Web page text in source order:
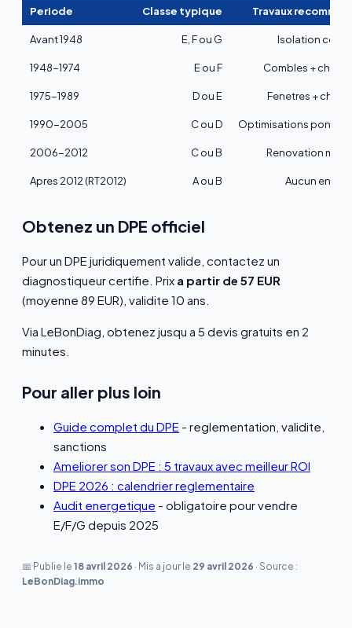
Periode Classe typique Travaux
Avant 1948 E, F ou G Isolation
1948-1974 E ou F Combles +
1975-1989 D ou E Fenetres +
1990-2005 C ou D Optimisations
2006-2012 C ou B Renovation
Apres 2012 (RT2012) A ou B Aucun en
Obtenez un DPE officiel
Pour un DPE juridiquement valide, contactez un
diagnostiqueur certifie. Prix a partir de 57 EUR
(moyenne 89 EUR), validite 10 ans.
Via LeBonDiag, obtenez jusqu a 5 devis gratuits en 2
minutes.
Pour aller plus loin
Guide complet du DPE - reglementation, validite,
sanctions
Ameliorer son DPE : 5 travaux avec meilleur ROI
DPE 2026 : calendrier reglementaire
Audit energetique - obligatoire pour vendre
E/F/G depuis 2025
📅 Publie le 18 avril 2026 · Mis a jour le 29 avril 2026 · Source :
LeBonDiag.immo